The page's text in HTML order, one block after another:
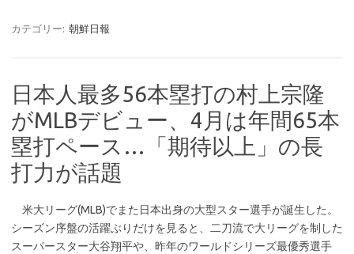
カテゴリー: 朝鮮日報
日本人最多56本塁打の村上宗隆
がMLBデビュー、4月は年間65本
塁打ペース…「期待以上」の長
打力が話題
米大リーグ(MLB)でまた日本出身の大型スター選手が誕生した。
シーズン序盤の活躍ぶりだけを見ると、二刀流で大リーグを制した
スーパースター大谷翔平や、昨年のワールドシリーズ最優秀選手